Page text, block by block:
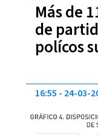
Más de
de
polícos
16:55 24-03-